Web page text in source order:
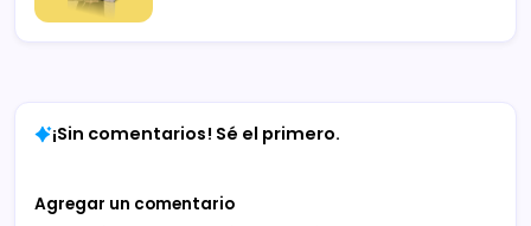
¡Sin comentarios! Sé el primero.
Agregar un comentario